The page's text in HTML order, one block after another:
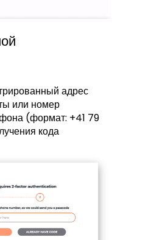
адрес
или номер
(формат: +41 79
кода